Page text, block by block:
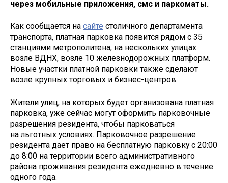
через мобильные приложения, смс и паркоматы.
Как сообщается на сайте столичного департамента
транспорта, платная парковка появится рядом с 35
станциями метрополитена, на нескольких улицах
возле ВДНХ, возле 10 железнодорожных платформ.
Новые участки платной парковки также сделают
возле крупных торговых и бизнес-центров.
Жители улиц, на которых будет организована платная
парковка, уже сейчас могут оформить парковочные
разрешения резидента, чтобы парковаться
на льготных условиях. Парковочное разрешение
резидента дает право на бесплатную парковку с 20:00
до 8:00 на территории всего административного
района проживания резидента ежедневно в течение
одного года.